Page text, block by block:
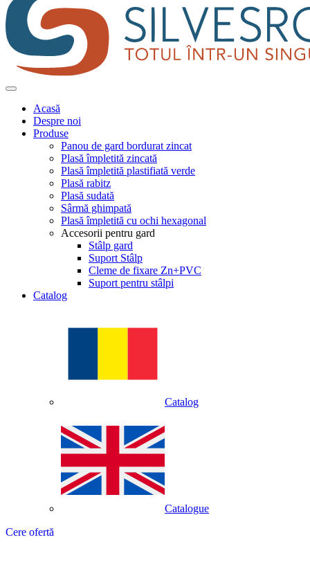
Acasă
Despre noi
Produse
Panou de gard bordurat zincat
Plasă împletită zincată
Plasă împletită plastifiată verde
Plasă rabitz
Plasă sudată
Sârmă ghimpată
Plasă împletită cu ochi hexagonal
Accesorii pentru gard
Stâlp gard
Suport Stâlp
Cleme de fixare Zn+PVC
Suport pentru stâlpi
Catalog
Catalog
Catalogue
Cere ofertă